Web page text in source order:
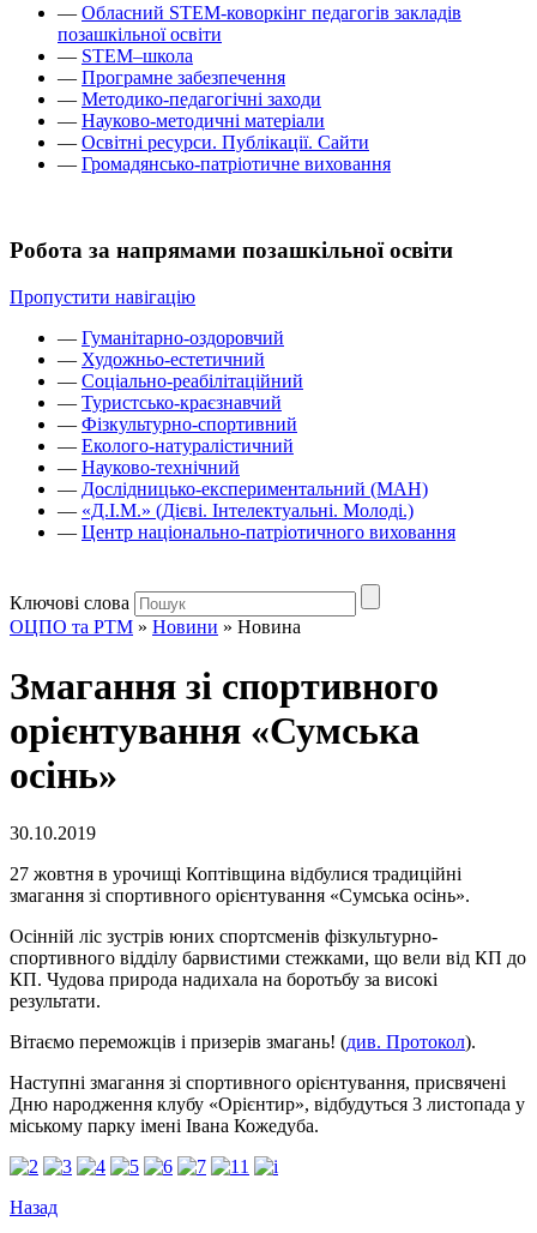
— Обласний STEM-коворкінг педагогів закладів
позашкільної освіти
— STEM–школа
— Програмне забезпечення
— Методико-педагогічні заходи
— Науково-методичні матеріали
— Освітні ресурси. Публікації. Сайти
— Громадянсько-патріотичне виховання
Робота за напрямами позашкільної освіти
Пропустити навігацію
— Гуманітарно-оздоровчий
— Художньо-естетичний
— Соціально-реабілітаційний
— Туристсько-краєзнавчий
— Фізкультурно-спортивний
— Еколого-натуралістичний
— Науково-технічний
— Дослідницько-експериментальний (МАН)
— «Д.І.М.» (Дієві. Інтелектуальні. Молоді.)
— Центр національно-патріотичного виховання
Ключові слова
ОЦПО та РТМ » Новини » Новина
Змагання зі спортивного
орієнтування «Сумська
осінь»
30.10.2019
27 жовтня в урочищі Коптівщина відбулися традиційні
змагання зі спортивного орієнтування «Сумська осінь».
Осінній ліс зустрів юних спортсменів фізкультурно-
спортивного відділу барвистими стежками, що вели від КП до
КП. Чудова природа надихала на боротьбу за високі
результати.
Вітаємо переможців і призерів змагань! (див. Протокол).
Наступні змагання зі спортивного орієнтування, присвячені
Дню народження клубу «Орієнтир», відбудуться 3 листопада у
міському парку імені Івана Кожедуба.
Назад